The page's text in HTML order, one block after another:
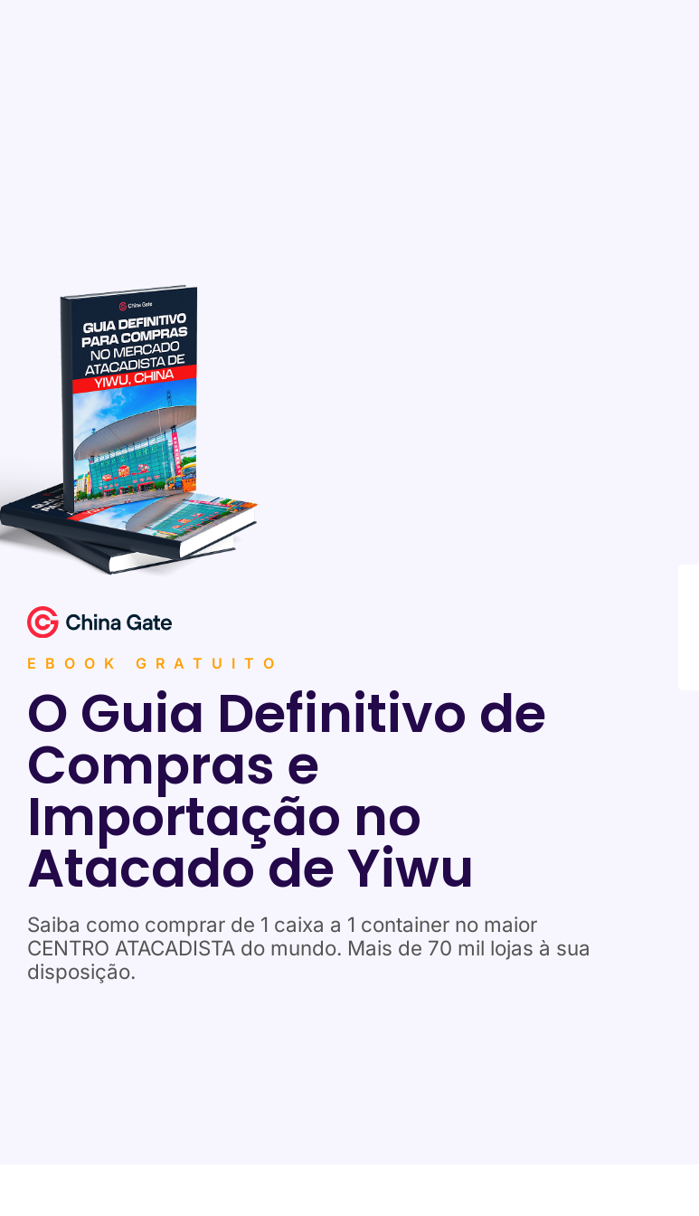
EBOOK GRATUITO
O Guia Definitivo de
Compras e
Importação no
Atacado de Yiwu
Saiba como comprar de 1 caixa a 1 container no maior
CENTRO ATACADISTA do mundo. Mais de 70 mil lojas à sua
disposição.